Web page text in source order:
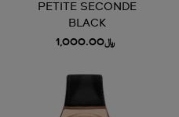
PETITE SECONDE
BLACK
﷼1,000.00